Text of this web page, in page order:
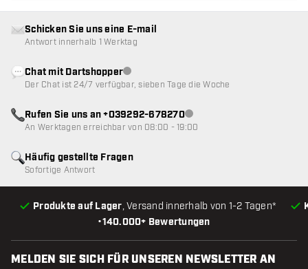
•140.000+ Bewertungen
Produkte auf Lager, Versand innerhalb von 1-2 Tagen*
Häufig gestellte Fragen
Sofortige Antwort
Schicken Sie uns eine E-mail
Antwort innerhalb 1 Werktag
Chat mit DartshopperKundenservice nicht verfügbar
Der Chat ist 24/7 verfügbar, sieben Tage die Woche
Rufen Sie uns an +039292-678270Kundenservice nicht
An Werktagen erreichbar von 08:00 - 19:00
MELDEN SIE SICH FÜR UNSEREN NEWSLETTER AN